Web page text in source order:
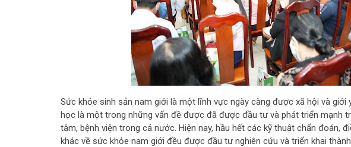
Sức khỏe sinh sản nam giới là một lĩnh vực ngày càng được xã hội và giới
học là một trong những vấn đề được đã được đầu tư và phát triển mạnh
tâm, bệnh viện trong cả nước. Hiện nay, hầu hết các kỹ thuật chẩn đoán,
khác về sức khỏe nam giới đều được đầu tư nghiên cứu và triển khai